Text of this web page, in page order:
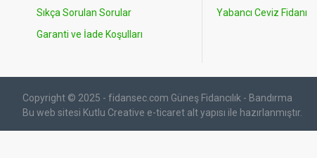
Sıkça Sorulan Sorular
Garanti ve İade Koşulları
Yabancı Ceviz Fidanı
Copyright © 2025 - fidansec.com Güneş Fidancılık - Bandırma
Bu web sitesi Kutlu Creative e-ticaret alt yapısı ile hazırlanmıştır.